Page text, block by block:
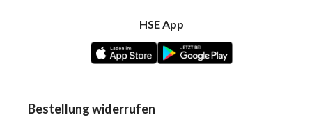
HSE App
Bestellung widerrufen